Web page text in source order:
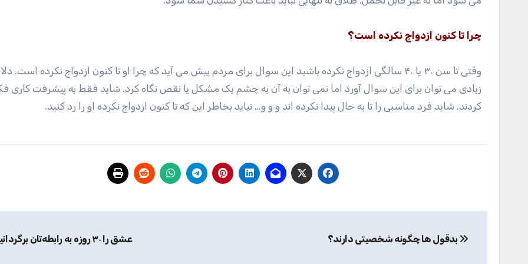
چرا تا کنون ازدواج نکرده است؟
وقتی تا سن ۳۰ یا ۴۰ سالگی ازدواج نکرده باشید این سوال برای مردم پیش می آید که چرا او تا کنون ازدواج نکرده است.
زیادی می توان برای این سوال آورد اما نمی توان به آن به چشم یک مشکل یا نقص نگاه کرد. شاید فقط به پیشرفت کاری
کردند. شاید فرد مناسبی را تا به حال پیدا نکرده اند و و و… نباید بخاطر این که تا کنون ازدواج نکرده او را رد کنید.
نوشتهبدقول ها چگونه شخصیتی دارند؟ عشق را ۳۰ روزه به رابطه‌تان برگردانید